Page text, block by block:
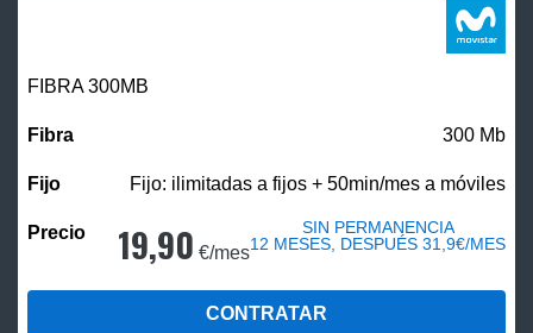
FIBRA 300MB
300 Mb
Fijo: ilimitadas a fijos + 50min/mes a móviles
19,90 €/mes
SIN PERMANENCIA
12 MESES, DESPUÉS 31,9€/MES
CONTRATAR